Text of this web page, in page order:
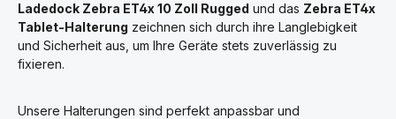
Ladedock Zebra ET4x 10 Zoll Rugged und das Zebra ET4x
Tablet-Halterung zeichnen sich durch ihre Langlebigkeit
und Sicherheit aus, um Ihre Geräte stets zuverlässig zu
fixieren.
Unsere Halterungen sind perfekt anpassbar und